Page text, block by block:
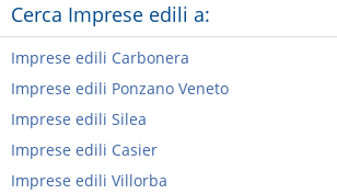
Cerca Imprese edili a:
Imprese edili Carbonera
Imprese edili Ponzano Veneto
Imprese edili Silea
Imprese edili Casier
Imprese edili Villorba